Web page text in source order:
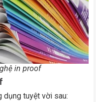
in proof
dụng tuyệt vời sau: